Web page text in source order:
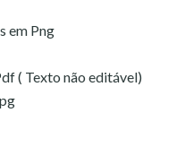
em Png
( Texto não editável)